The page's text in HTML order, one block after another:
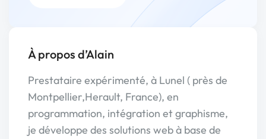
À propos d’Alain
Prestataire expérimenté, à Lunel ( près de
Montpellier,Herault, France), en
programmation, intégration et graphisme,
je développe des solutions web à base de